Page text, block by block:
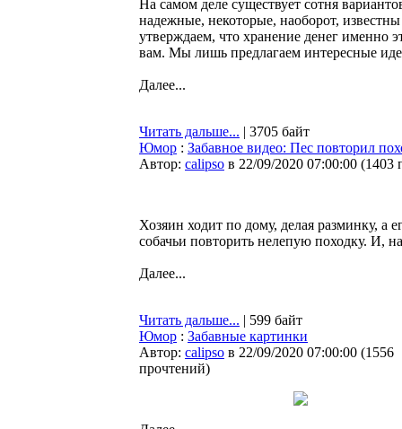
На самом деле существует сотня
надежные, некоторые, наоборот,
утверждаем, что хранение денег именно
вам. Мы лишь предлагаем интересные
Далее...
Читать дальше... | 3705 байт
Юмор : Забавное видео: Пес повторил
Автор: calipso в 22/09/2020 07:00:00 (1403
Хозяин ходит по дому, делая разминку, а
собачьи повторить нелепую походку. И,
Далее...
Читать дальше... | 599 байт
Юмор : Забавные картинки
Автор: calipso в 22/09/2020 07:00:00 (1556
прочтений)